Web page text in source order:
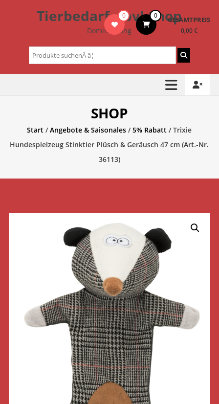
Tierbedarf – bvl-Shop
Dominik Lang
0 0 GESAMTPREIS
0,00 €
Suchen
nach:
SHOP
Start /Angebote & Saisonales /5% Rabatt / Trixie
Hundespielzeug Stinktier Plüsch & Geräusch 47 cm (Art.-Nr.
36113)